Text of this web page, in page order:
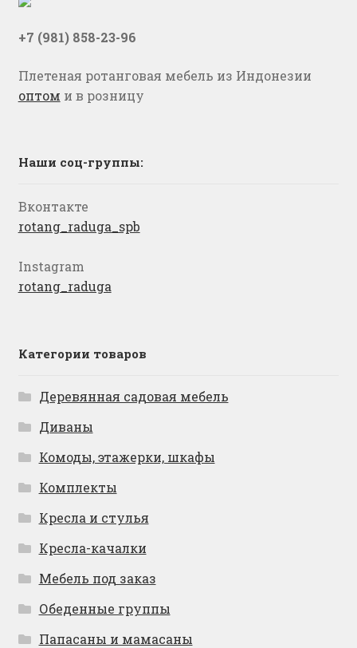
+7 (981) 858-23-96
Плетеная ротанговая мебель из Индонезии
оптом и в розницу
Наши соц-группы:
Вконтакте
rotang_raduga_spb
Instagram
rotang_raduga
Категории товаров
Деревянная садовая мебель
Диваны
Комоды, этажерки, шкафы
Комплекты
Кресла и стулья
Кресла-качалки
Мебель под заказ
Обеденные группы
Папасаны и мамасаны